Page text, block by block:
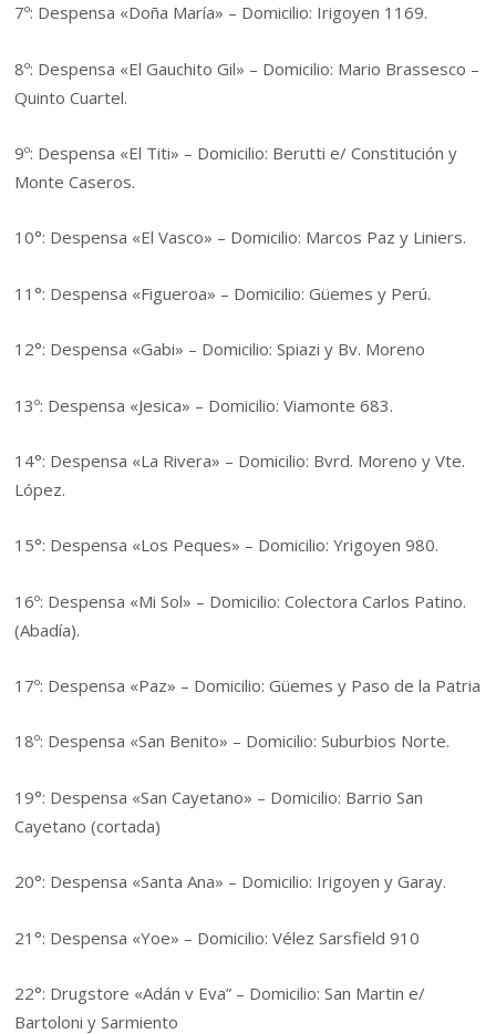
7º: Despensa «Doña María» – Domicilio: Irigoyen 1169.
8º: Despensa «El Gauchito Gil» – Domicilio: Mario Brassesco –
Quinto Cuartel.
9º: Despensa «El Titi» – Domicilio: Berutti e/ Constitución y
Monte Caseros.
10°: Despensa «El Vasco» – Domicilio: Marcos Paz y Liniers.
11°: Despensa «Figueroa» – Domicilio: Güemes y Perú.
12°: Despensa «Gabi» – Domicilio: Spiazi y Bv. Moreno
13º: Despensa «Jesica» – Domicilio: Viamonte 683.
14°: Despensa «La Rivera» – Domicilio: Bvrd. Moreno y Vte.
López.
15°: Despensa «Los Peques» – Domicilio: Yrigoyen 980.
16º: Despensa «Mi Sol» – Domicilio: Colectora Carlos Patino.
(Abadía).
17º: Despensa «Paz» – Domicilio: Güemes y Paso de la Patria
18º: Despensa «San Benito» – Domicilio: Suburbios Norte.
19°: Despensa «San Cayetano» – Domicilio: Barrio San
Cayetano (cortada)
20°: Despensa «Santa Ana» – Domicilio: Irigoyen y Garay.
21°: Despensa «Yoe» – Domicilio: Vélez Sarsfield 910
22°: Drugstore «Adán v Eva” – Domicilio: San Martin e/
Bartoloni y Sarmiento